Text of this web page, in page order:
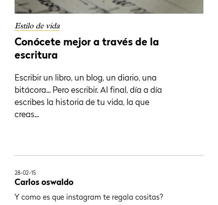
Estilo de vida
Conócete mejor a través de la
escritura
Escribir un libro, un blog, un diario, una
bitácora... Pero escribir. Al final, día a día
escribes la historia de tu vida, la que
creas...
28-02-15
Carlos oswaldo
Y como es que instagram te regala cositas?